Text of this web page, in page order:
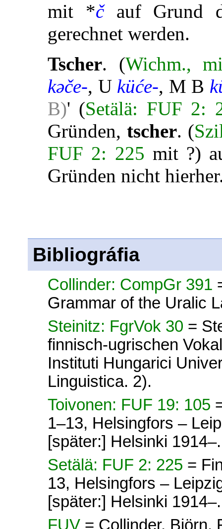
mit *čauf Grund
gerechnet werden.
Tscher. (Wichm.,
kəče-, U küće-, M B
B)' (Setälä: FUF 2:
Gründen, tscher. (
FUF 2: 225 mit ?)
Gründen nicht
Bibliográfia
Collinder: CompGr 391
Grammar of the Uralic
Steinitz: FgrVok 30 =
finnisch-ugrischen
Instituti Hungarici
Linguistica. 2).
Toivonen: FUF 19: 105
1–13, Helsingfors –
[später:] Helsinki 1914–.
Setälä: FUF 2: 225 =
13, Helsingfors –
[später:] Helsinki 1914–.
FUV = Collinder, Björn,